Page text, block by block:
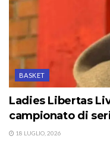
BASKET
Ladies Libertas
campionato di
18 LUGLIO, 2026